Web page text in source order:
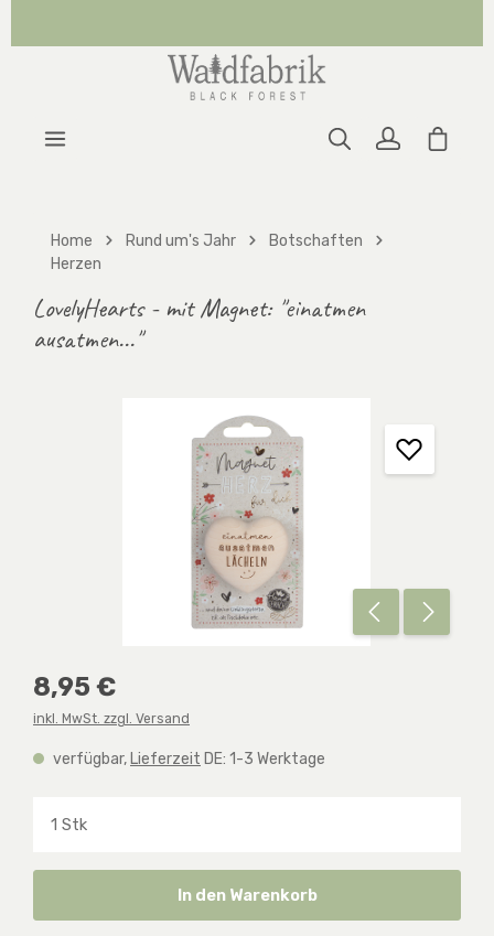
Home Rund um's Jahr
Botschaften
Herzen
LovelyHearts - mit Magnet: "einatmen
ausatmen..."
Regulärer Preis:
8,95 €
inkl. MwSt. zzgl. Versand
verfügbar, Lieferzeit DE: 1-3 Werktage
In den Warenkorb